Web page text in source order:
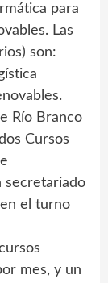
para
Las
son:
Río Branco
Cursos
secretariado
el turno
mes, y un